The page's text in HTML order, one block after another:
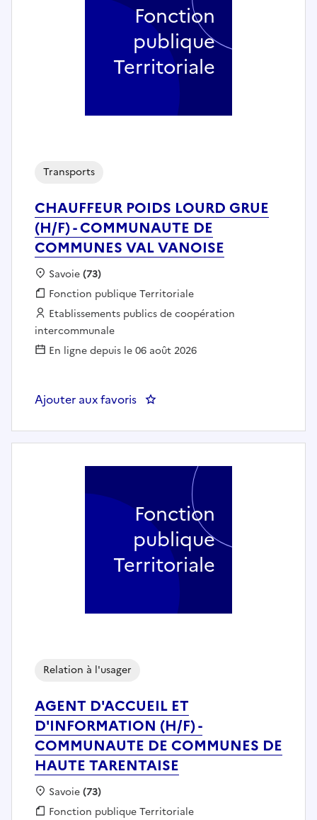
CHAUFFEUR POIDS LOURD GRUE
(H/F) - COMMUNAUTE DE
COMMUNES VAL VANOISE
Transports
Localisation :
Savoie(73)
Fonction publique :
Fonction publique Territoriale
Employeur :
Etablissements publics de coopération
intercommunale
En ligne depuis le 06 août 2026
Ajouter aux favoris : CHAUFFEUR POIDS LOURD
Fonction
publique
Territoriale
AGENT D'ACCUEIL ET
D'INFORMATION (H/F) -
COMMUNAUTE DE COMMUNES DE
HAUTE TARENTAISE
Relation à l'usager
Localisation :
Savoie(73)
Fonction publique :
Fonction publique Territoriale
Fonction
publique
Territoriale